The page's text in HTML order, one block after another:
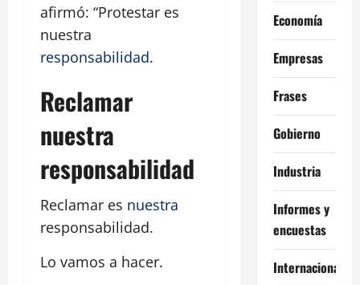
afirmó: “Protestar es
nuestra
responsabilidad.
Reclamar
nuestra
responsabilidad
Reclamar es nuestra
responsabilidad.
Lo vamos a hacer.
Economía
Empresas
Frases
Gobierno
Industria
Informes y
encuestas
Internacional